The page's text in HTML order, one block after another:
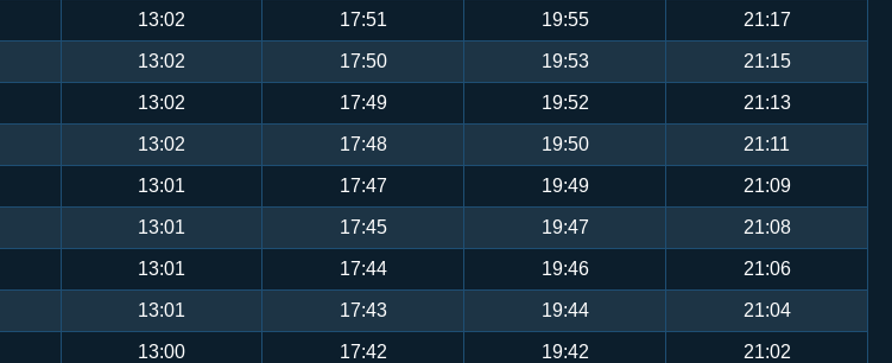
13:02 17:51 19:55 21:17
13:02 17:50 19:53 21:15
13:02 17:49 19:52 21:13
13:02 17:48 19:50 21:11
13:01 17:47 19:49 21:09
13:01 17:45 19:47 21:08
13:01 17:44 19:46 21:06
13:01 17:43 19:44 21:04
13:00 17:42 19:42 21:02